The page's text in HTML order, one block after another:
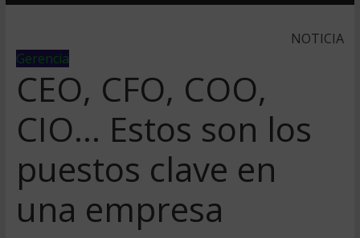
NOTICIA
Gerencia
CEO, CFO, COO,
CIO… Estos son los
puestos clave en
una empresa